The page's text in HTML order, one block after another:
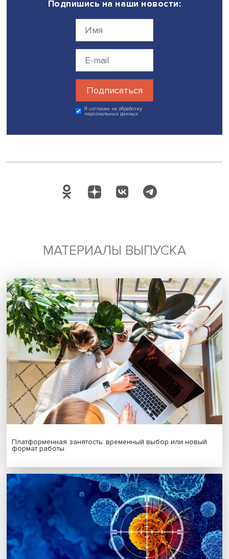
выходят за рамки региональных нормативов
По мнению Анны Соколовой, измерение вертикальной
доступности позволяет точнее рассчитать время
Андрей Борисов отметил важность исследований на
пути к остановкам.
На круглом столе также были представлены сообщения
технического директора компании SIMETRA
Андрея Прохорова «Методы и инструменты
инвестиционных транспортных проектов на основе
транспортного спроса» и руководителя отдела НИР
корпорации «Строй Инвест Проект» Яны Янко
оценки транспортного спроса, или Где искать данные
модели».
Дата публикации: 22.05.2024
Автор:Павел Аптекарь
Будь всегда в курсе !